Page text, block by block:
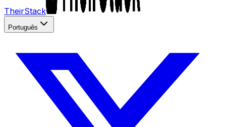
TheirStack
Português